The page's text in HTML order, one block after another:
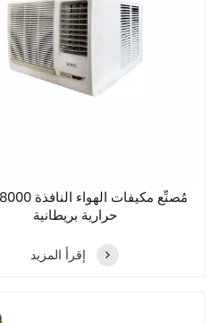
حرارية بريطانية
إقرأ المزيد